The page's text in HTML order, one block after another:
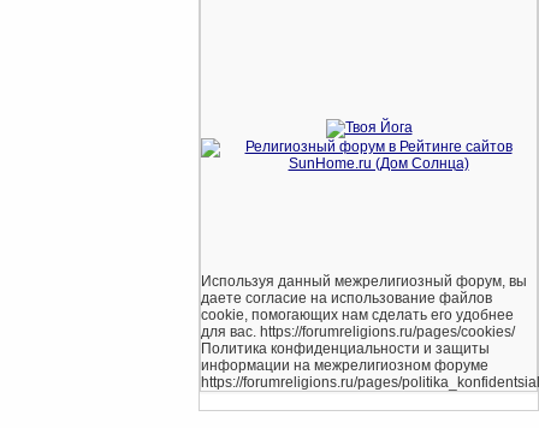
Используя данный межрелигиозный форум, вы
даете согласие на использование файлов
cookie, помогающих нам сделать его удобнее
для вас. https://forumreligions.ru/pages/cookies/
Политика конфиденциальности и защиты
информации на межрелигиозном форуме
https://forumreligions.ru/pages/